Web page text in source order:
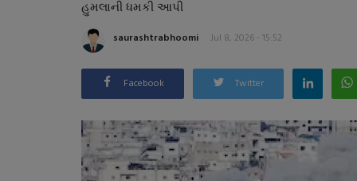
હુમલાની ધમકી આપી
saurashtrabhoomi Jul 8, 2026 - 15:52
Facebook Twitter